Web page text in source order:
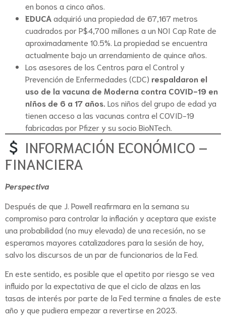
en bonos a cinco años.
EDUCAadquirió una propiedad de 67,167 metros
cuadrados por P$4,700 millones a un NOI Cap Rate de
aproximadamente 10.5%. La propiedad se encuentra
actualmente bajo un arrendamiento de quince años.
Los asesores de los Centros para el Control y
Prevención de Enfermedades (CDC) respaldaron el
uso de la vacuna de Moderna contra COVID-19 en
niños de 6 a 17 años. Los niños del grupo de edad ya
tienen acceso a las vacunas contra el COVID-19
fabricadas por Pfizer y su socio BioNTech.
INFORMACIÓN ECONÓMICO –
FINANCIERA
Perspectiva
Después de que J. Powell reafirmara en la semana su
compromiso para controlar la inflación y aceptara que existe
una probabilidad (no muy elevada) de una recesión, no se
esperamos mayores catalizadores para la sesión de hoy,
salvo los discursos de un par de funcionarios de la Fed.
En este sentido, es posible que el apetito por riesgo se vea
influido por la expectativa de que el ciclo de alzas en las
tasas de interés por parte de la Fed termine a finales de este
año y que pudiera empezar a revertirse en 2023.